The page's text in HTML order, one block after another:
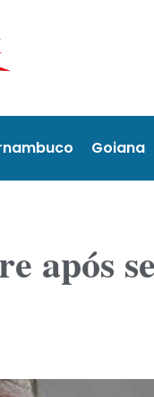
Goiana
após